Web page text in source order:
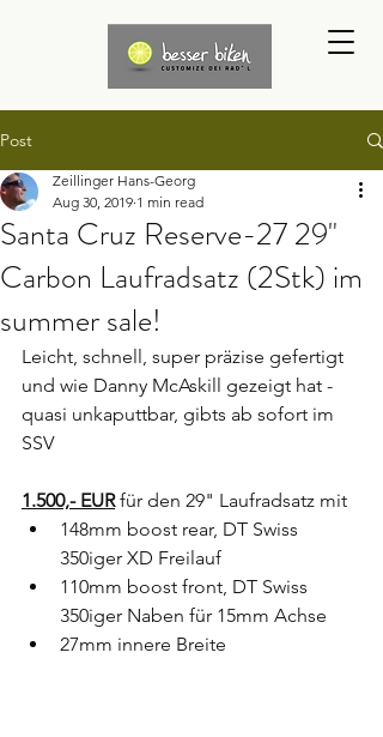
Post
Santa Cruz Reserve-27 29"
Carbon Laufradsatz (2Stk) im
summer sale!
Zeillinger Hans-Georg
Aug 30, 2019 1 min read
Leicht, schnell, super präzise gefertigt
und wie Danny McAskill gezeigt hat -
quasi unkaputtbar, gibts ab sofort im
SSV
1.500,- EUR für den 29" Laufradsatz mit
148mm boost rear, DT Swiss
350iger XD Freilauf
110mm boost front, DT Swiss
350iger Naben für 15mm Achse
27mm innere Breite